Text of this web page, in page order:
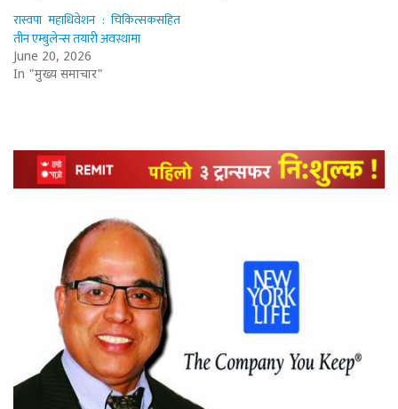
रास्वपा महाधिवेशन : चिकित्सकसहित
तीन एम्बुलेन्स तयारी अवस्थामा
June 20, 2026
In "मुख्य समाचार"